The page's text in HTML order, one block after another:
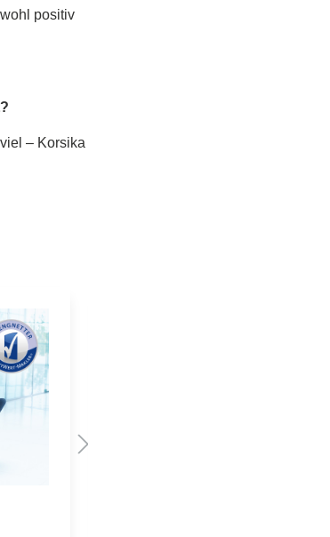
positiv
– Korsika